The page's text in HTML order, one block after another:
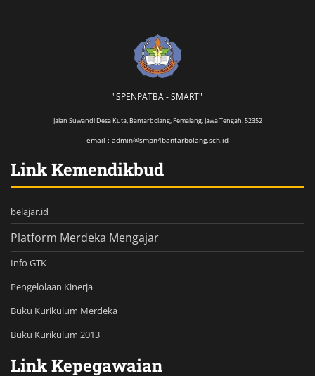
"SPENPATBA - SMART"
Jalan Suwandi Desa Kuta, Bantarbolang, Pemalang, Jawa Tengah. 52352
email : admin@smpn4bantarbolang.sch.id
Link Kemendikbud
belajar.id
Platform Merdeka Mengajar
Info GTK
Pengelolaan Kinerja
Buku Kurikulum Merdeka
Buku Kurikulum 2013
Link Kepegawaian